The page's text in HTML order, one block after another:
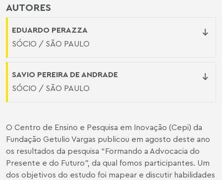
AUTORES
EDUARDO PERAZZA
SÓCIO / SÃO PAULO
SAVIO PEREIRA DE ANDRADE
SÓCIO / SÃO PAULO
O Centro de Ensino e Pesquisa em Inovação (Cepi) da
Fundação Getulio Vargas publicou em agosto deste ano
os resultados da pesquisa “Formando a Advocacia do
Presente e do Futuro”, da qual fomos participantes. Um
dos objetivos do estudo foi mapear e discutir habilidades